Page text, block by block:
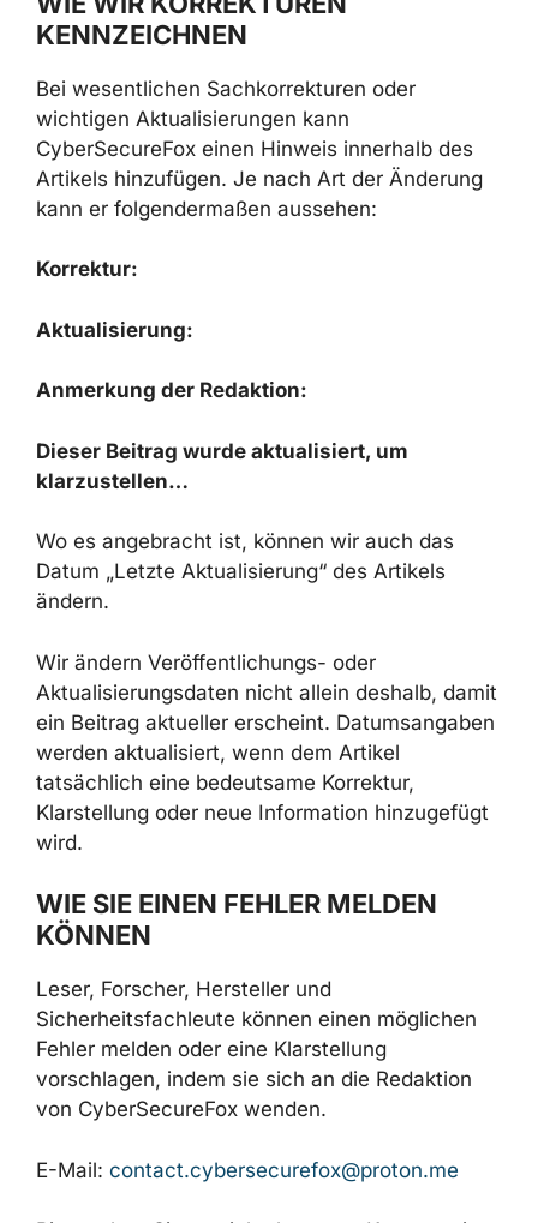
KENNZEICHNEN
Bei wesentlichen Sachkorrekturen oder
wichtigen Aktualisierungen kann
CyberSecureFox einen Hinweis innerhalb des
Artikels hinzufügen. Je nach Art der Änderung
kann er folgendermaßen aussehen:
Korrektur:
Aktualisierung:
Anmerkung der Redaktion:
Dieser Beitrag wurde aktualisiert, um
klarzustellen…
Wo es angebracht ist, können wir auch das
Datum „Letzte Aktualisierung“ des Artikels
ändern.
Wir ändern Veröffentlichungs- oder
Aktualisierungsdaten nicht allein deshalb, damit
ein Beitrag aktueller erscheint. Datumsangaben
werden aktualisiert, wenn dem Artikel
tatsächlich eine bedeutsame Korrektur,
Klarstellung oder neue Information hinzugefügt
wird.
WIE SIE EINEN FEHLER MELDEN
KÖNNEN
Leser, Forscher, Hersteller und
Sicherheitsfachleute können einen möglichen
Fehler melden oder eine Klarstellung
vorschlagen, indem sie sich an die Redaktion
von CyberSecureFox wenden.
E-Mail: contact.cybersecurefox@proton.me